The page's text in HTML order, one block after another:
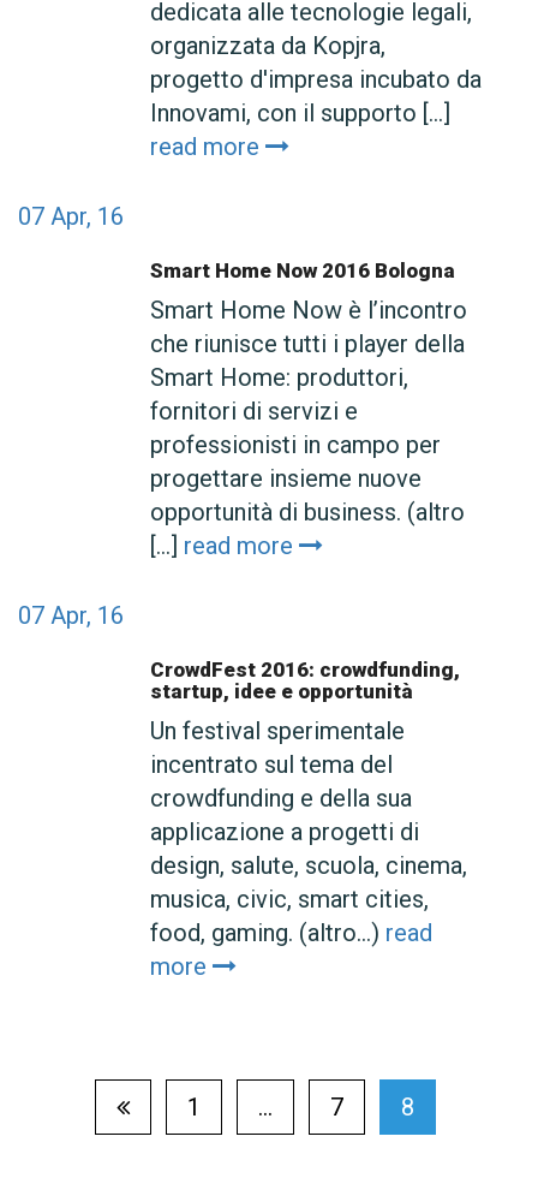
dedicata alle tecnologie legali,
organizzata da Kopjra,
progetto d'impresa incubato da
Innovami, con il supporto [...]
read more
Smart Home Now 2016 Bologna
07 Apr, 16
Smart Home Now è l’incontro
che riunisce tutti i player della
Smart Home: produttori,
fornitori di servizi e
professionisti in campo per
progettare insieme nuove
opportunità di business. (altro
[...] read more
CrowdFest 2016: crowdfunding,
startup, idee e opportunità
07 Apr, 16
Un festival sperimentale
incentrato sul tema del
crowdfunding e della sua
applicazione a progetti di
design, salute, scuola, cinema,
musica, civic, smart cities,
food, gaming. (altro…) read
more
1 … 7 8